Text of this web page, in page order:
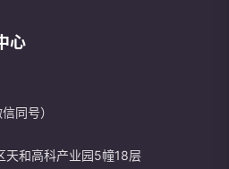
心
同号）
天和高科产业园5幢18层